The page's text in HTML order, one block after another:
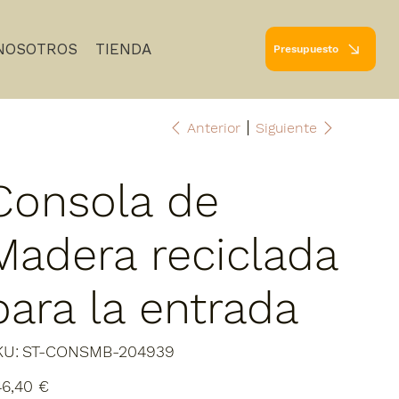
TIENDA Presupuesto
Anterior Siguiente
de
reciclada
la entrada
SKU
ST-
ST-CONSMB-204939
€